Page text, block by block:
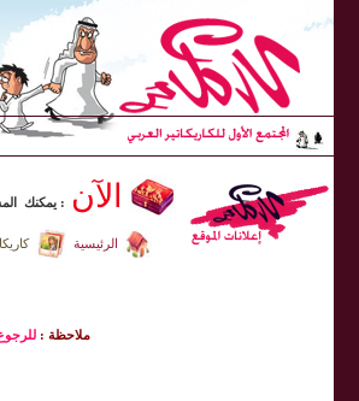
الآن : يمكنك
الرئيسية
ملاحظة :